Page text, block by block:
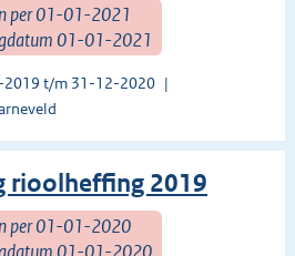
per 01-01-2021
01-01-2021
2019 t/m 31-12-2020
rioolheffing 2019
per 01-01-2020